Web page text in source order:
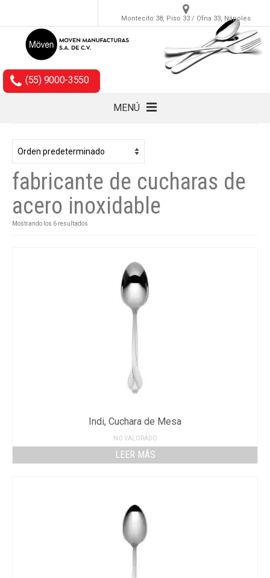
Montecito 38, Piso 33 / Ofna 33, Nápoles
(55) 9000-3550
MENÚ
Cubiertos
Accesorios
Empaques
fabricante de cucharas de
acero inoxidable
Mostrando los 6 resultados
Indi, Cuchara de Mesa
NO VALORADO
LEER MÁS